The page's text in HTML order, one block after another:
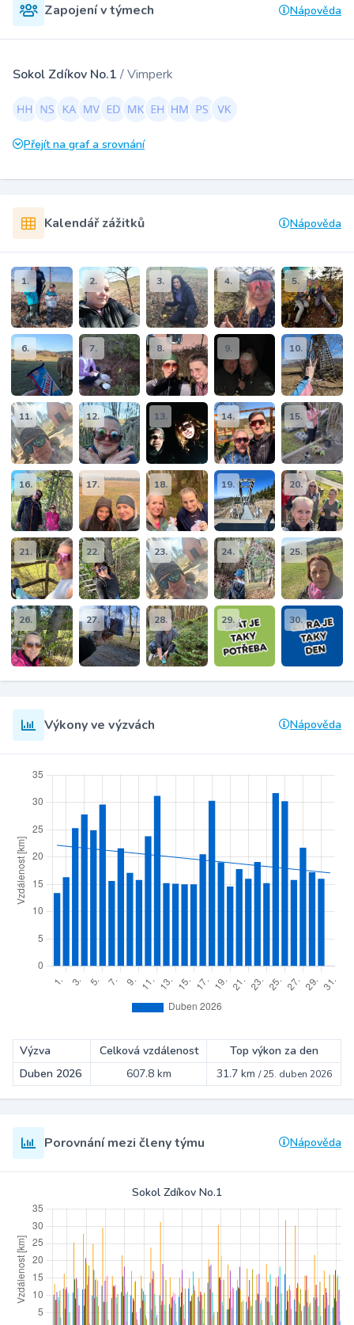
Zapojení v týmech Nápověda
Sokol Zdíkov No.1 / Vimperk
Přejít na graf a srovnání
Kalendář zážitků Nápověda
1. 2. 3. 4. 5.
6. 7. 8. 9. 10.
11. 12. 13. 14. 15.
16. 17. 18. 19. 20.
21. 22. 23. 24. 25.
26. 27. 28. 29. 30.
Výkony ve výzvách Nápověda
Výzva Celková vzdálenost
Top výkon za den
Duben 2026
607.8 km 31.7 km /25. duben 2026
Porovnání mezi členy týmu Nápověda
Sokol Zdíkov No.1